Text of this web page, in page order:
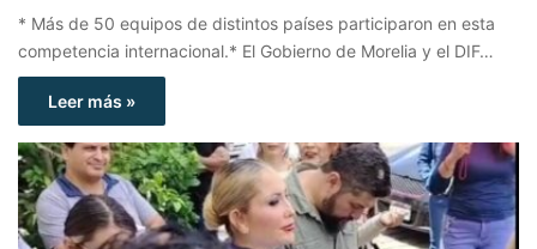
* Más de 50 equipos de distintos países participaron en esta
competencia internacional.* El Gobierno de Morelia y el DIF…
Leer más »